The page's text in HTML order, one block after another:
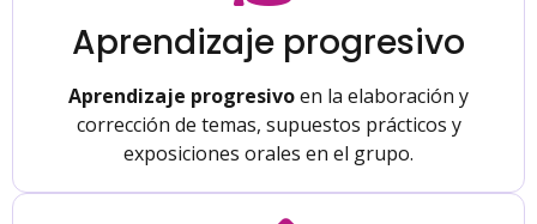
Aprendizaje progresivo
Aprendizaje progresivoen la elaboración y
corrección de temas, supuestos prácticos y
exposiciones orales en el grupo.